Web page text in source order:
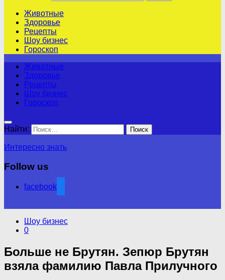
Животные
Здоровье
Рецепты
Шоу бизнес
Гороскоп
Животные
Здоровье
Рецепты
Шоу бизнес
Гороскоп
Найти:
Интересно знать
Follow us
facebook
Шоу бизнес
0
Больше не Брутян. Зепюр Брутян
взяла фамилию Павла Прилучного